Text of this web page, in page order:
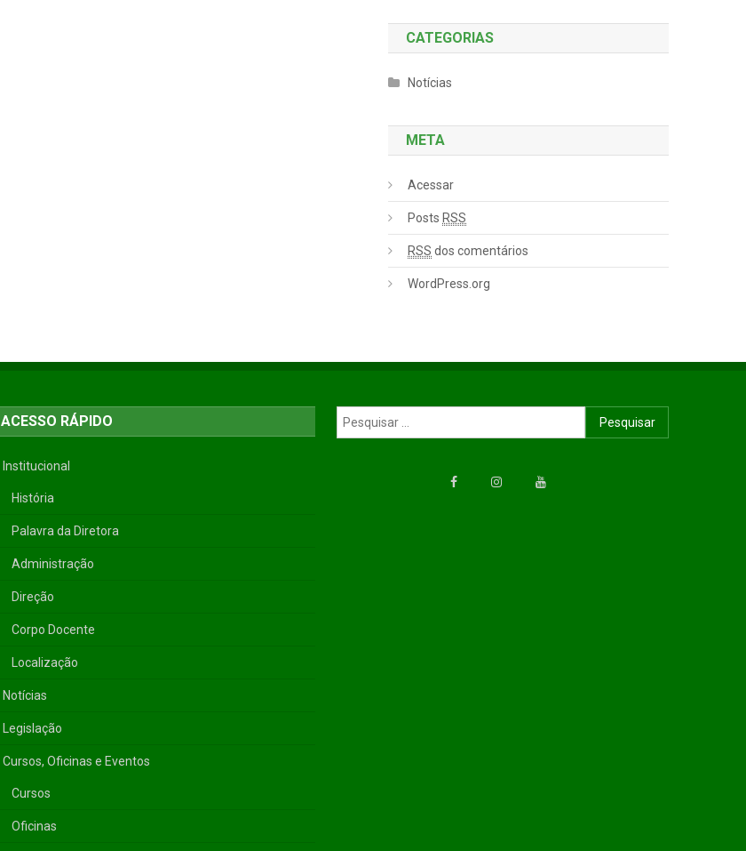
CATEGORIAS
Notícias
META
Acessar
Posts RSS
RSS dos comentários
WordPress.org
ACESSO RÁPIDO
Institucional
História
Palavra da Diretora
Administração
Direção
Corpo Docente
Localização
Notícias
Legislação
Cursos, Oficinas e Eventos
Cursos
Oficinas
Pesquisar por: